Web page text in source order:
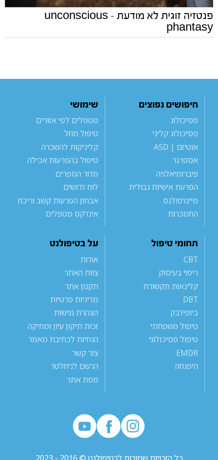
פנטזיה זוגית לא מודעת - unconscious
phantasy
חיפושים נפוצים
פסיכולוג
פסיכולוג קליני
אוטיזם | ASD
אספרגר
פיברומיאלגיה
הפרעת אישיות גבולית
מיינדפולנס
התמכרות
שימושי
מטפלים לפי אזורים
טיפול מוזל
קליניקות להשכרה
טיפול בהפרעות אכילה
מדור הספרים
לוח דרושים
אבחון הפרעות קשב וריכוז
אינדקס מטפלים
תחומי טיפול
CBT
ריפוי בעיסוק
קלינאות תקשורת
DBT
ביופידבק
טיפול משפחתי
טיפול פסיכולוגי
EMDR
היפנוזה
על בטיפולנט
אודות
צוות האתר
תקנון אתר
מדיניות פרטיות
הצהרת נגישות
זכות תיקון עיון ומחיקה
הנחיות לכתיבת מאמר
צור קשר
הרשם לניוזלטר
מפת אתר
כל הזכויות שמורות לבטיפולנט © 2016 - 2023